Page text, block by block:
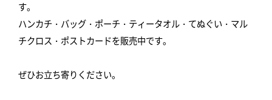
す。
ハンカチ・バッグ・ポーチ・ティータオル・てぬぐい・マル
チクロス・ポストカードを販売中です。
ぜひお立ち寄りください。